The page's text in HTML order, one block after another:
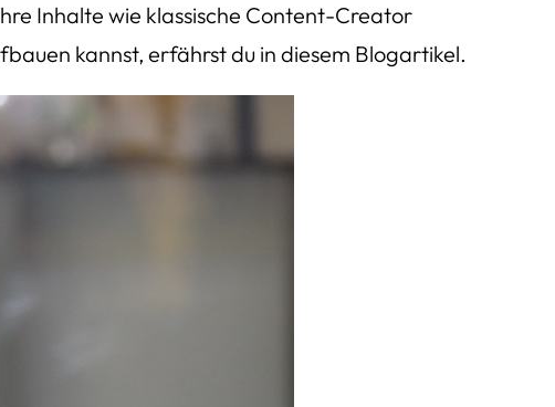
Inhalte wie klassische Content-Creator
kannst, erfährst du in diesem Blogartikel.